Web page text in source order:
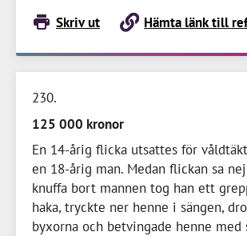
Skriv ut Hämta länk till
230
125 000 kronor
En 14-årig flicka utsattes för
en 18-årig man. Medan flickan sa
knuffa bort mannen tog han ett
haka, tryckte ner henne i sängen,
byxorna och betvingade henne med